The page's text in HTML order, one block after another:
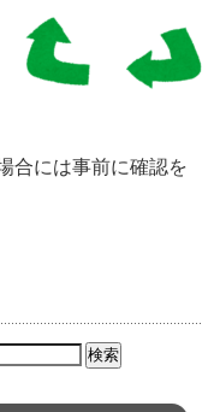
合には事前に確認を